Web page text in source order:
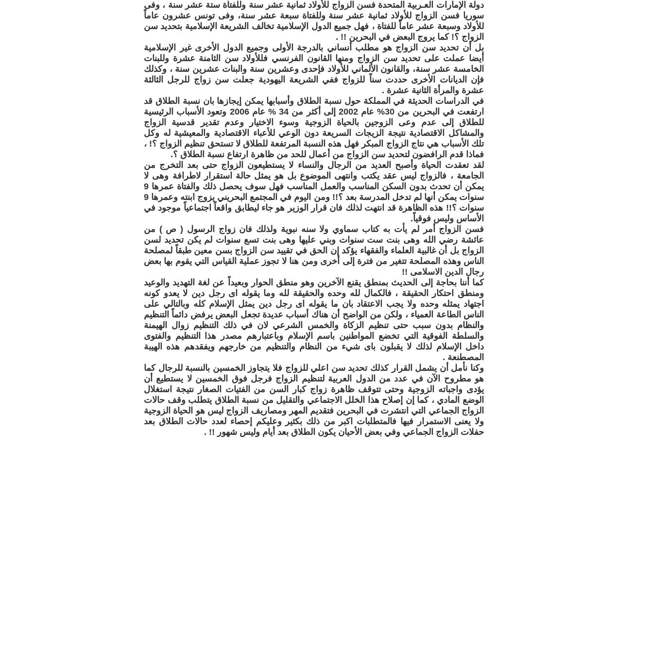
دولة الإمارات العـربية المتحدة فسن الزواج للأولاد ثمانية عشر سنة وللفتاة ستة عشر سنة ، وفى
سوريا فسن الزواج للأولاد ثمانية عشر سنة وللفتاة سبعة عشر سنة، وفى تونس عشرون عاماً
للأولاد وسبعة عشر عاماً للفتاة ، فهل جميع الدول الإسلامية تخالف الشريعة الإسلامية بتحديد سن
الزواج ؟! كما يروج البعض في البحرين !! .
بل أن تحديد سن الزواج هو مطلب أنساني بالدرجة الأولى وجميع الدول الأخرى غير الإسلامية
أيضا عملت على تحديد سن الزواج ومنها القانون الفرنسي فللأولاد سن الثامنة عشرة وللبنات
الخامسة عشر سنة، والقانون الألماني للأولاد فإحدى وعشرين سنة والبنات عشرين سنة ، وكذلك
فإن الديانات الأخرى حددت سناً للزواج ففي الشريعة اليهودية جعلت سن زواج للرجل الثالثة
عشرة والمرأة الثانية عشرة .
في الدراسات الحديثة في المملكة حول نسبة الطلاق وأسبابها يمكن إيجازها بان نسبة الطلاق قد
ارتفعت في البحرين من 30% عام 2002 إلى أكثر من 34 % عام 2006 وتعود الأسباب الرئيسية
للطلاق إلى عدم وعى الزوجين بالحياة الزوجية وسوء الاختيار وعدم تقدير قدسية الزواج
والمشاكل الاقتصادية نتيجة الزيجات السريعة دون الوعي للأعباء الاقتصادية والمعيشية له وكل
تلك الأسباب هي نتاج الزواج المبكر فهل هذه النسبة المرتفعة للطلاق لا تستحق تنظيم الزواج ؟! ،
فماذا قدم الرافضون لتحديد سن الزواج من أعمال للحد من ظاهرة ارتفاع نسبة الطلاق ؟.
لقد تعقدت الحياة وأصبح العديد من الرجال والنساء لا يستطيعون الزواج حتى بعد التخرج من
الجامعة ، فالزواج ليس عقد يكتب وانتهى الموضوع بل هو يمثل حالة استقرار لاطرافة وهى لا
يمكن أن تحدث بدون السكن المناسب والعمل المناسب فهل سوف يحصل ذلك والفتاة عمرها 9
سنوات يمكن أنها لم تدخل المدرسة بعد ؟!! ومن اليوم في المجتمع البحريني يزوج ابنته وعمرها 9
سنوات ؟!! هذه الظاهرة قد انتهت لذلك فان قرار الوزير هو جاء ليطابق واقعاً اجتماعياً موجود في
الأساس وليس فوقياً.
فسن الزواج أمر لم يأت به كتاب سماوي ولا سنه نبوية ولذلك فان زواج الرسول ( ص ) من
عائشة رضي الله وهى بنت ست سنوات وبني عليها وهى بنت تسع سنوات لم يكن تحديد لسن
الزواج بل أن غالبية العلماء والفقهاء يؤكد إن الحق في تقييد سن الزواج بسن معين طبقاً لمصلحة
الناس وهذه المصلحة تتغير من فترة إلى أخرى ومن هنا لا تجوز عملية القياس التي يقوم بها بعض
رجال الدين الاسلامى !!
كما أننا بحاجة إلى الحديث بمنطق يقنع الآخرين وهو منطق الحوار وبعيداً عن لغة التهديد والوعيد
ومنطق احتكار الحقيقة ، فالكمال لله وحده والحقيقة لله وما يقوله اى رجل دين لا يعدو كونه
اجتهاد يمثله وحده ولا يجب الاعتقاد بان ما يقوله اى رجل دين يمثل الإسلام كله وبالتالي على
الناس الطاعة العمياء ، ولكن من الواضح أن هناك أسباب عديدة تجعل البعض يرفض دائماً التنظيم
والنظام بدون سبب حتى تنظيم الزكاة والخمس الشرعي لان في ذلك التنظيم زوال الهيمنة
والسلطة الفوقية التي تخضع المواطنين باسم الإسلام وباعتبارهم مصدر هذا التنظيم والفتوى
داخل الإسلام لذلك لا يقبلون باى شيء من النظام والتنظيم من خارجهم ويفقدهم هذه الهيبة
المصطنعة .
وكنا نأمل أن يشمل القرار كذلك تحديد سن اعلي للزواج فلا يتجاوز الخمسين بالنسبة للرجال كما
هو مطروح الآن في عدد من الدول العربية لتنظيم الزواج فرجل فوق الخمسين لا يستطيع أن
يؤدى واجباته الزوجية وحتى تتوقف ظاهرة زواج كبار السن من الفتيات الصغار نتيجة استغلال
الوضع المادي ، كما إن إصلاح هذا الخلل الاجتماعي والتقليل من نسبة الطلاق يتطلب وقف حالات
الزواج الجماعي التي انتشرت في البحرين فتقديم المهر ومصاريف الزواج ليس هو الحياة الزوجية
ولا يعنى الاستمرار فيها فالمتطلبات اكبر من ذلك بكثير وعليكم إحصاء لعدد حالات الطلاق بعد
حفلات الزواج الجماعي وفي بعض الأحيان يكون الطلاق بعد أيام وليس شهور !! .